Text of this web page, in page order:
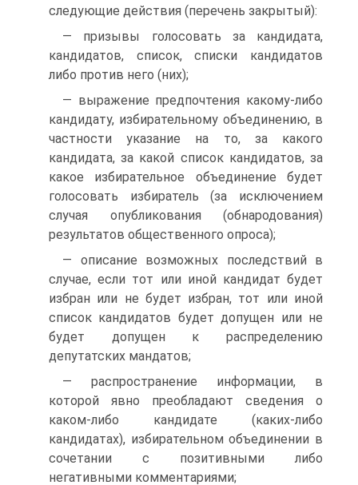
следующие действия (перечень закрытый):
— призывы голосовать за кандидата,
кандидатов, список, списки кандидатов
либо против него (них);
— выражение предпочтения какому-либо
кандидату, избирательному объединению, в
частности указание на то, за какого
кандидата, за какой список кандидатов, за
какое избирательное объединение будет
голосовать избиратель (за исключением
случая опубликования (обнародования)
результатов общественного опроса);
— описание возможных последствий в
случае, если тот или иной кандидат будет
избран или не будет избран, тот или иной
список кандидатов будет допущен или не
будет допущен к распределению
депутатских мандатов;
— распространение информации, в
которой явно преобладают сведения о
каком-либо кандидате (каких-либо
кандидатах), избирательном объединении в
сочетании с позитивными либо
негативными комментариями;